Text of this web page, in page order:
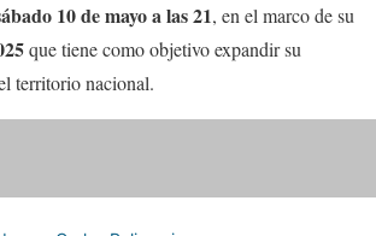
10 de mayo a las 21, en el marco de su
que tiene como objetivo expandir su
territorio nacional.